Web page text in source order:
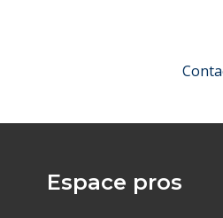
Espace pros